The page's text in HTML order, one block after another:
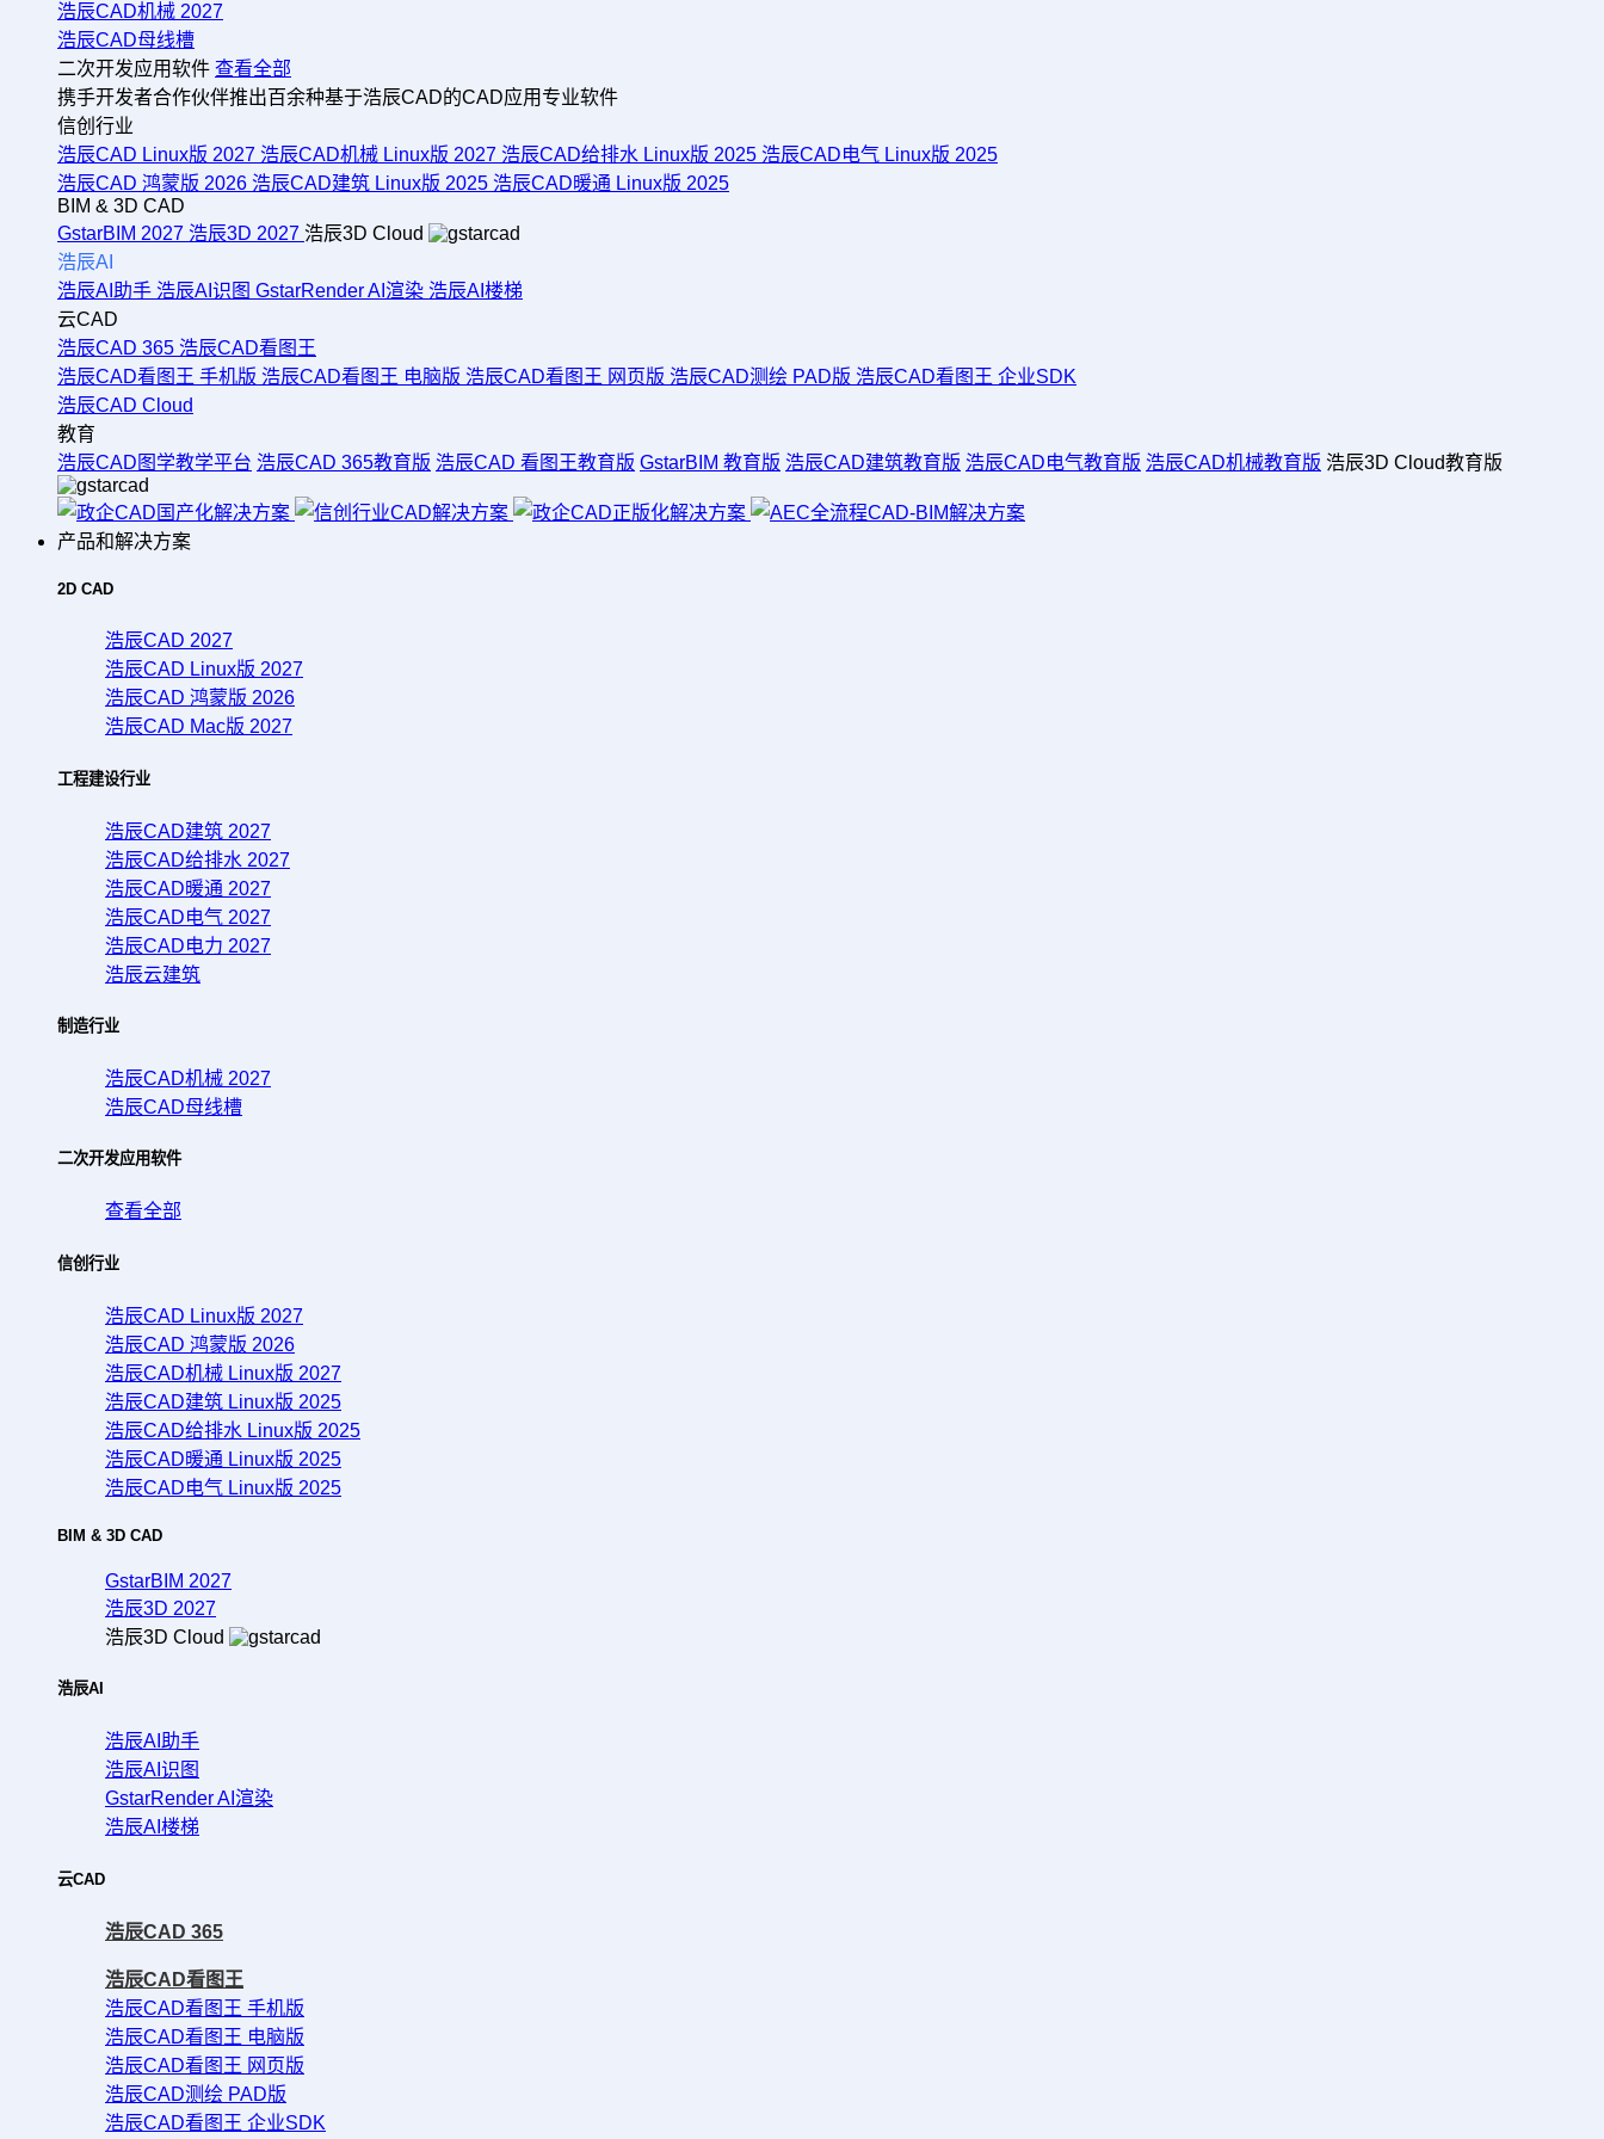
浩辰CAD机械 2027
浩辰CAD母线槽
二次开发应用软件 查看全部
携手开发者合作伙伴推出百余种基于浩辰CAD的CAD应用专业软件
信创行业
浩辰CAD Linux版 2027 浩辰CAD机械 Linux版 2027 浩辰CAD给排水 Linux版 2025 浩辰CAD电气 Linux版 2025
浩辰CAD 鸿蒙版 2026 浩辰CAD建筑 Linux版 2025 浩辰CAD暖通 Linux版 2025
BIM & 3D CAD
GstarBIM 2027 浩辰3D 2027 浩辰3D Cloud
浩辰AI
浩辰AI助手 浩辰AI识图 GstarRender AI渲染 浩辰AI楼梯
云CAD
浩辰CAD 365 浩辰CAD看图王
浩辰CAD看图王 手机版 浩辰CAD看图王 电脑版 浩辰CAD看图王 网页版 浩辰CAD测绘 PAD版 浩辰CAD看图王 企业SDK
浩辰CAD Cloud
教育
浩辰CAD图学教学平台 浩辰CAD 365教育版 浩辰CAD 看图王教育版 GstarBIM 教育版 浩辰CAD建筑教育版 浩辰CAD电气教育版 浩辰CAD机械教育版 浩辰3D Cloud教育版
产品和解决方案
2D CAD
浩辰CAD 2027
浩辰CAD Linux版 2027
浩辰CAD 鸿蒙版 2026
浩辰CAD Mac版 2027
工程建设行业
浩辰CAD建筑 2027
浩辰CAD给排水 2027
浩辰CAD暖通 2027
浩辰CAD电气 2027
浩辰CAD电力 2027
浩辰云建筑
制造行业
浩辰CAD机械 2027
浩辰CAD母线槽
二次开发应用软件
查看全部
信创行业
浩辰CAD Linux版 2027
浩辰CAD 鸿蒙版 2026
浩辰CAD机械 Linux版 2027
浩辰CAD建筑 Linux版 2025
浩辰CAD给排水 Linux版 2025
浩辰CAD暖通 Linux版 2025
浩辰CAD电气 Linux版 2025
BIM & 3D CAD
GstarBIM 2027
浩辰3D 2027
浩辰3D Cloud
浩辰AI
浩辰AI助手
浩辰AI识图
GstarRender AI渲染
浩辰AI楼梯
云CAD
浩辰CAD 365
浩辰CAD看图王
浩辰CAD看图王 手机版
浩辰CAD看图王 电脑版
浩辰CAD看图王 网页版
浩辰CAD测绘 PAD版
浩辰CAD看图王 企业SDK